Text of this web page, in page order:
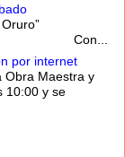
Oruro”
Con...
por internet
Obra Maestra y
10:00 y se